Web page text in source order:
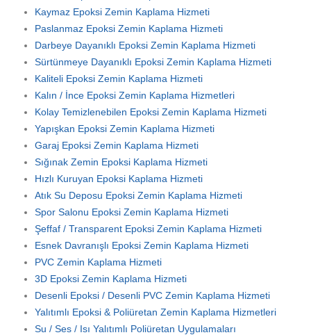
Kaymaz Epoksi Zemin Kaplama Hizmeti
Paslanmaz Epoksi Zemin Kaplama Hizmeti
Darbeye Dayanıklı Epoksi Zemin Kaplama Hizmeti
Sürtünmeye Dayanıklı Epoksi Zemin Kaplama Hizmeti
Kaliteli Epoksi Zemin Kaplama Hizmeti
Kalın / İnce Epoksi Zemin Kaplama Hizmetleri
Kolay Temizlenebilen Epoksi Zemin Kaplama Hizmeti
Yapışkan Epoksi Zemin Kaplama Hizmeti
Garaj Epoksi Zemin Kaplama Hizmeti
Sığınak Zemin Epoksi Kaplama Hizmeti
Hızlı Kuruyan Epoksi Kaplama Hizmeti
Atık Su Deposu Epoksi Zemin Kaplama Hizmeti
Spor Salonu Epoksi Zemin Kaplama Hizmeti
Şeffaf / Transparent Epoksi Zemin Kaplama Hizmeti
Esnek Davranışlı Epoksi Zemin Kaplama Hizmeti
PVC Zemin Kaplama Hizmeti
3D Epoksi Zemin Kaplama Hizmeti
Desenli Epoksi / Desenli PVC Zemin Kaplama Hizmeti
Yalıtımlı Epoksi & Poliüretan Zemin Kaplama Hizmetleri
Su / Ses / Isı Yalıtımlı Poliüretan Uygulamaları